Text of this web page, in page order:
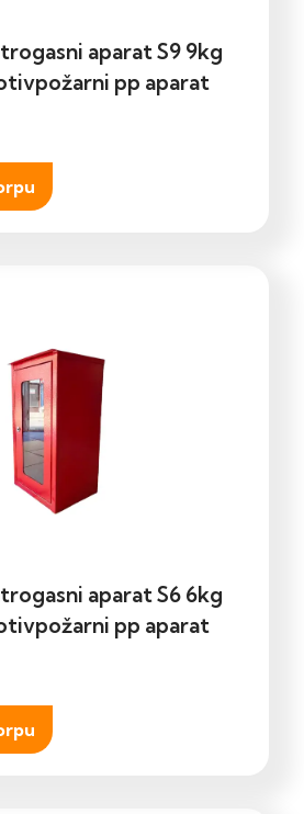
aparat S9 9kg
pp aparat
aparat S6 6kg
pp aparat